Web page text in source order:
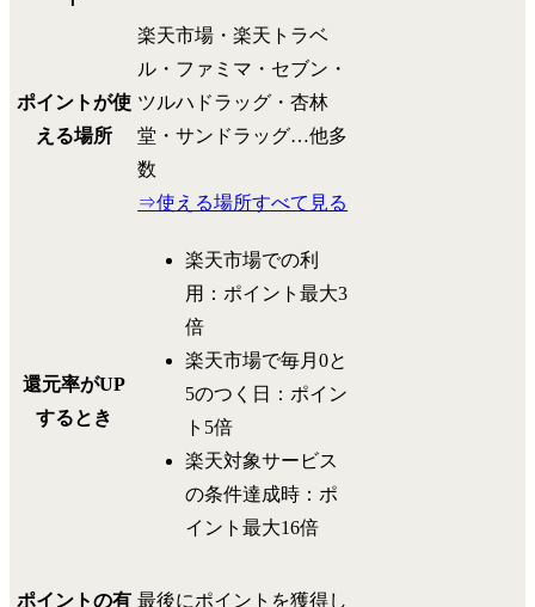
ポイントが使
える場所
楽天市場・楽天トラベ
ル・ファミマ・セブン・
ツルハドラッグ・杏林
堂・サンドラッグ…他多
数
⇒使える場所すべて見る
還元率がUP
するとき
楽天市場での利
用：ポイント最大3
倍
楽天市場で毎月0と
5のつく日：ポイン
ト5倍
楽天対象サービス
の条件達成時：ポ
イント最大16倍
ポイントの有 最後にポイントを獲得し